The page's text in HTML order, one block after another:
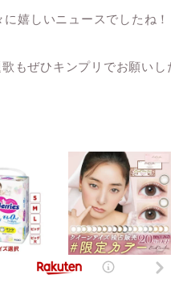
嬉しいニュースでしたね！
もぜひキンプリでお願いし